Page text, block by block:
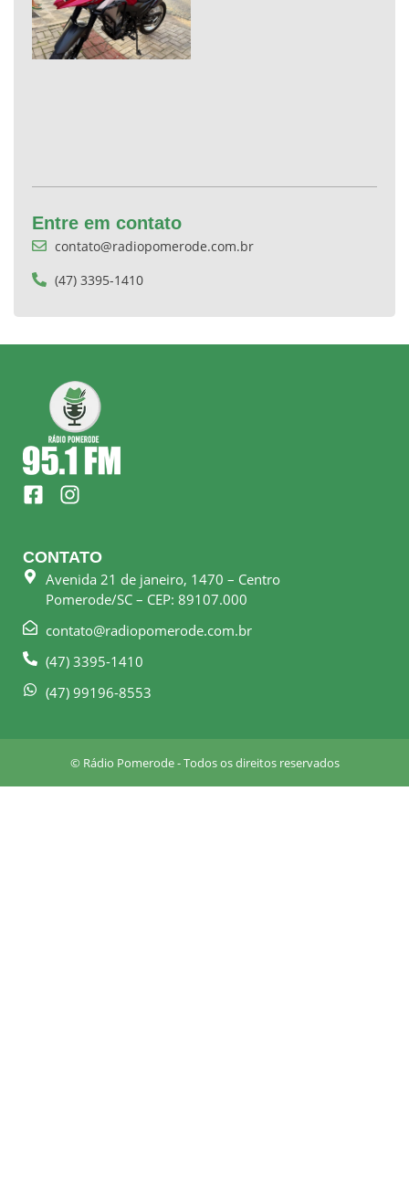
Entre em contato
contato@radiopomerode.com.br
(47) 3395-1410
F
a
e
b
o
k
s
q
a
I
n
t
a
g
r
a
m
CONTATO
Avenida 21 de janeiro, 1470 – Centro
Pomerode/SC – CEP: 89107.000
contato@radiopomerode.com.br
(47) 3395-1410
(47) 99196-8553
© Rádio Pomerode - Todos os direitos reservados